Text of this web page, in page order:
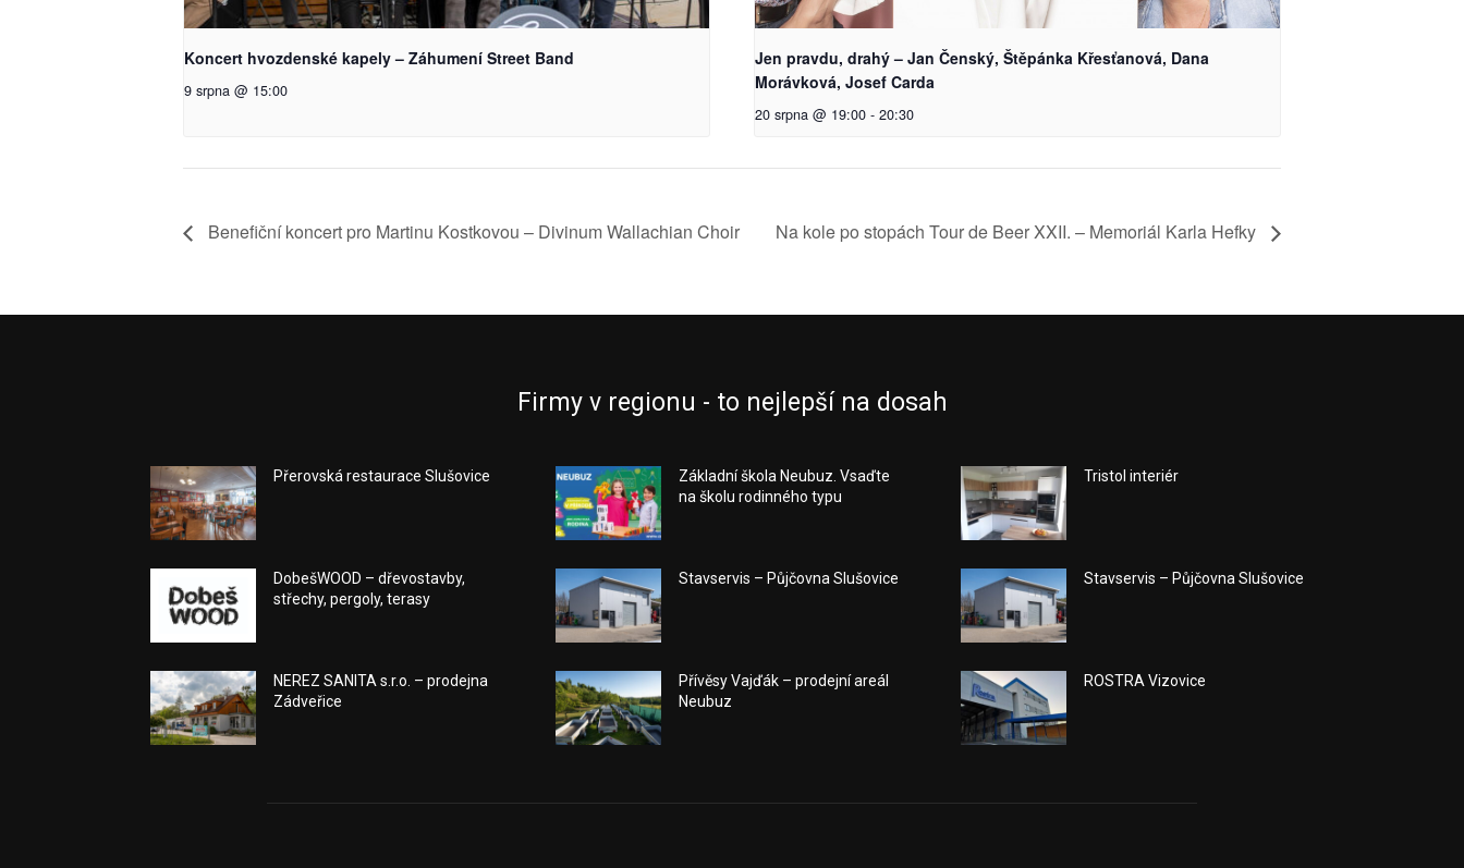
Koncert hvozdenské kapely – Záhumení Street Band
9 srpna @ 15:00
Jen pravdu, drahý – Jan Čenský, Štěpánka Křesťanová, Dana
Morávková, Josef Carda
20 srpna @ 19:00 - 20:30
Benefiční koncert pro Martinu Kostkovou – Divinum Wallachian Choir Na kole po stopách Tour de Beer XXII. – Memoriál Karla Hefky
Firmy v regionu - to nejlepší na dosah
Přerovská restaurace Slušovice
DobešWOOD – dřevostavby,
střechy, pergoly, terasy
NEREZ SANITA s.r.o. – prodejna
Zádveřice
Základní škola Neubuz. Vsaďte
na školu rodinného typu
Stavservis – Půjčovna Slušovice
Přívěsy Vajďák – prodejní areál
Neubuz
Tristol interiér
Stavservis – Půjčovna Slušovice
ROSTRA Vizovice